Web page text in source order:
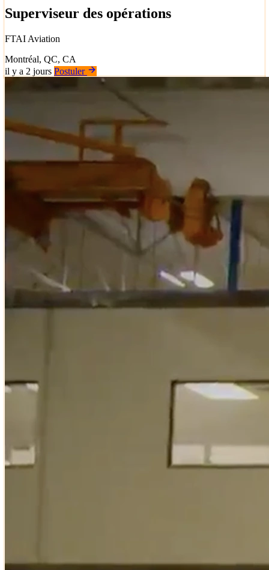
Superviseur des opérations
FTAI Aviation
Montréal, QC, CA
il y a 2 jours Postuler